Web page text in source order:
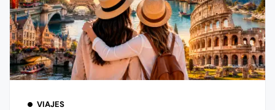
VIAJES